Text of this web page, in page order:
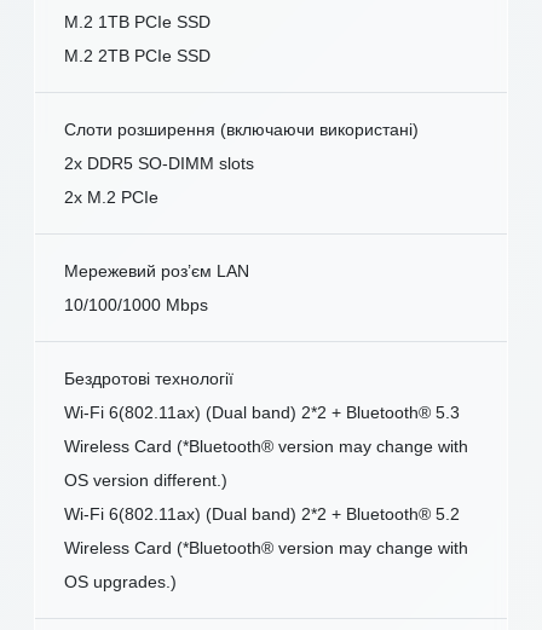
M.2 1TB PCIe SSD
M.2 2TB PCIe SSD
Слоти розширення (включаючи використані)
2x DDR5 SO-DIMM slots
2x M.2 PCIe
Мережевий роз’єм LAN
10/100/1000 Mbps
Бездротові технології
Wi-Fi 6(802.11ax) (Dual band) 2*2 + Bluetooth® 5.3
Wireless Card (*Bluetooth® version may change with
OS version different.)
Wi-Fi 6(802.11ax) (Dual band) 2*2 + Bluetooth® 5.2
Wireless Card (*Bluetooth® version may change with
OS upgrades.)